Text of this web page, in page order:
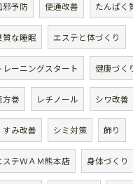
邪予防 便通改善 たんぱく
質な睡眠 エステと体づくり
レーニングスタート 健康づく
方巻 レチノール シワ改善
すみ改善 シミ対策 飾り
ステＷＡＭ熊本店 身体づくり